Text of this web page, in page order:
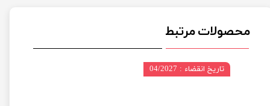
محصولات مرتبط
تاریخ انقضاء : 04/2027